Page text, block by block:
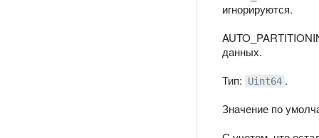
игнорируются.
данных.
Тип:
Uint64 .
Значение по